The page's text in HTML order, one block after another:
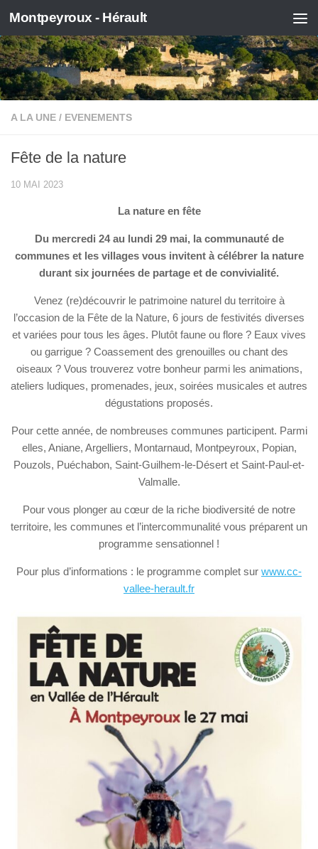
Skip to content
Montpeyroux - Hérault
A LA UNE / EVENEMENTS
Fête de la nature
10 MAI 2023
La nature en fête
Du mercredi 24 au lundi 29 mai, la communauté de
communes et les villages vous invitent à célébrer la nature
durant six journées de partage et de convivialité.
Venez (re)découvrir le patrimoine naturel du territoire à
l’occasion de la Fête de la Nature, 6 jours de festivités diverses
et variées pour tous les âges. Plutôt faune ou flore ? Eaux vives
ou garrigue ? Coassement des grenouilles ou chant des
oiseaux ? Vous trouverez votre bonheur parmi les animations,
ateliers ludiques, promenades, jeux, soirées musicales et autres
dégustations proposés.
Pour cette année, de nombreuses communes participent. Parmi
elles, Aniane, Argelliers, Montarnaud, Montpeyroux, Popian,
Pouzols, Puéchabon, Saint-Guilhem-le-Désert et Saint-Paul-et-
Valmalle.
Pour vous plonger au cœur de la riche biodiversité de notre
territoire, les communes et l’intercommunalité vous préparent un
programme sensationnel !
Pour plus d’informations : le programme complet sur www.cc-
vallee-herault.fr